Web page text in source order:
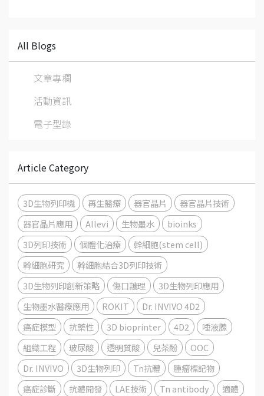
All Blogs
文章專欄
活動資訊
電子型錄
Article Category
3D生物列印機 再生醫療 器官晶片
器官晶片技術
器官晶片應用
Allevi 生物墨水
bioinks
3D列印技術
個體化治療
幹細胞(stem cell)
幹細胞研究
幹細胞結合3D列印技術
3D生物列印創新策略
傷口護理
3D生物列印應用
生物墨水醫療應用
ROKIT
Dr. INVIVO 4D2
癌症模型
抗藥性 3D bioprinter 4D2
唾液腺
組織工程
玻尿酸 透明質酸 兒茶酚
OOC
Dr. INVIVO
3D生物列印 Tn抗體
腫瘤標記物
癌症診斷
抗體開發 LAE技術 Tn antibody
適體